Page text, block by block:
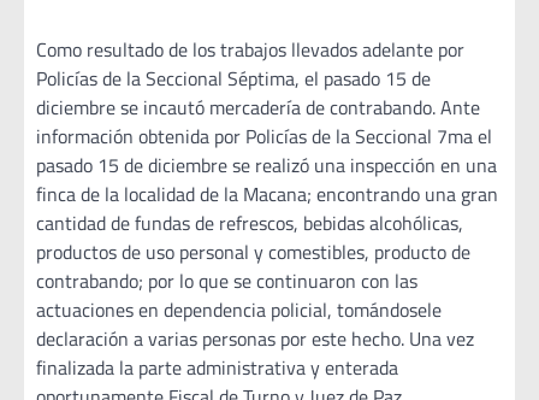
Como resultado de los trabajos llevados adelante por
Policías de la Seccional Séptima, el pasado 15 de
diciembre se incautó mercadería de contrabando. Ante
información obtenida por Policías de la Seccional 7ma el
pasado 15 de diciembre se realizó una inspección en una
finca de la localidad de la Macana; encontrando una gran
cantidad de fundas de refrescos, bebidas alcohólicas,
productos de uso personal y comestibles, producto de
contrabando; por lo que se continuaron con las
actuaciones en dependencia policial, tomándosele
declaración a varias personas por este hecho. Una vez
finalizada la parte administrativa y enterada